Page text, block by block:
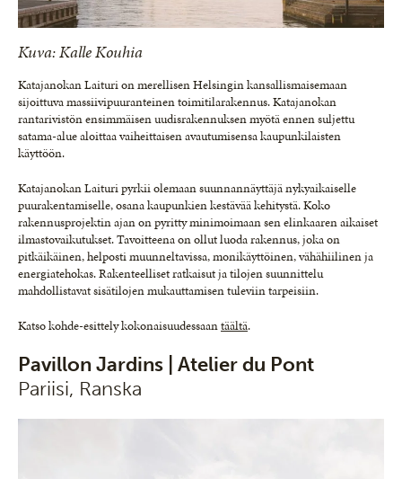
Kuva: Kalle Kouhia
Katajanokan Laituri on merellisen Helsingin kansallismaisemaan
sijoittuva massiivipuuranteinen toimitilarakennus. Katajanokan
rantarivistön ensimmäisen uudisrakennuksen myötä ennen suljettu
satama-alue aloittaa vaiheittaisen avautumisensa kaupunkilaisten
käyttöön.
Katajanokan Laituri pyrkii olemaan suunnannäyttäjä nykyaikaiselle
puurakentamiselle, osana kaupunkien kestävää kehitystä. Koko
rakennusprojektin ajan on pyritty minimoimaan sen elinkaaren aikaiset
ilmastovaikutukset. Tavoitteena on ollut luoda rakennus, joka on
pitkäikäinen, helposti muunneltavissa, monikäyttöinen, vähähiilinen ja
energiatehokas. Rakenteelliset ratkaisut ja tilojen suunnittelu
mahdollistavat sisätilojen mukauttamisen tuleviin tarpeisiin.
Katso kohde-esittely kokonaisuudessaantäältä.
Pavillon Jardins | Atelier du Pont
Pariisi, Ranska